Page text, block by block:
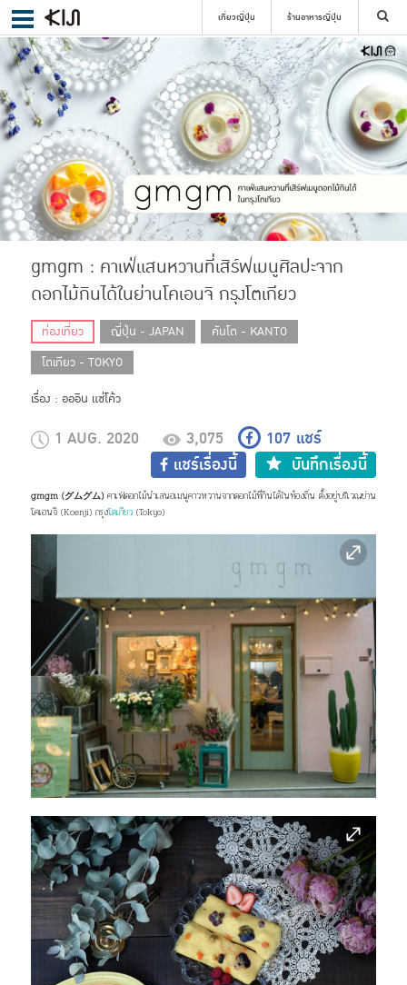
เที่ยวญี่ปุ่น ร้านอาหารญี่ปุ่น
ค้นหา
เลือกย่าน
ค้นหา
1 AUG. 2020 3,075 107 แชร์
แชร์เรื่องนี้
บันทึกเรื่องนี้
gmgm : คาเฟ่แสนหวานที่เสิร์ฟเมนูศิลปะจาก
ดอกไม้กินได้ในย่านโคเอนจิ กรุงโตเกียว
ท่องเที่ยว ญี่ปุ่น - JAPAN
คันโต - KANTO
โตเกียว - TOKYO
เรื่อง : อออิน แซ่โค้ว
gmgm (グムグム)คาเฟ่ดอกไม้นำเสนอเมนูคาวหวานจากดอกไม้ที่กินได้ในท้องถิ่น ตั้งอยู่บริเวณย่าน
โคเอนจิ (Koenji) กรุงโตเกียว(Tokyo)